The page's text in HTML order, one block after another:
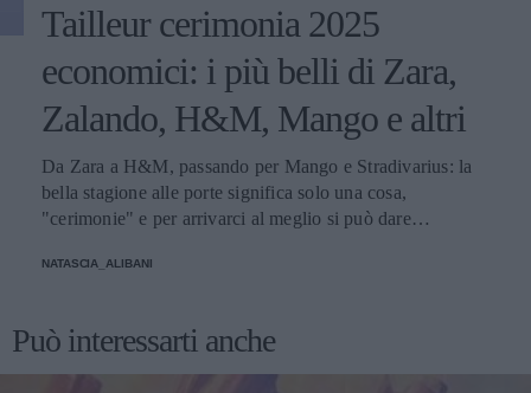
Tailleur cerimonia 2025
economici: i più belli di Zara,
Zalando, H&M, Mango e altri
Da Zara a H&M, passando per Mango e Stradivarius: la
bella stagione alle porte significa solo una cosa,
"cerimonie" e per arrivarci al meglio si può dare
NATASCIA_ALIBANI
Può interessarti anche